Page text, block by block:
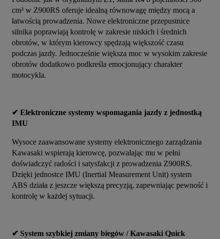
cm³ w Z900RS oferuje idealną równowagę między mocą a
łatwością prowadzenia. Nowe elektroniczne przepustnice
silnika poprawiają kontrolę w zakresie niskich i średnich
obrotów, w którym kierowcy spędzają większość czasu
podczas jazdy. Jednocześnie większa moc w wysokim zakresie
obrotów dodatkowo podkreśla emocjonujący charakter
motocykla.
✔ Elektroniczne systemy wspomagania jazdy z jednostką
IMU
Wysoce zaawansowane systemy elektronicznego zarządzania
Kawasaki wspierają kierowcę, pozwalając mu w pełni
doświadczyć radości i satysfakcji z prowadzenia Z900RS.
Dzięki jednostce IMU (Inertial Measurement Unit) system
ABS działa z jeszcze większą precyzją, zapewniając pewność i
kontrolę w każdej sytuacji.
✔ System szybkiej zmiany biegów / Kawasaki Quick